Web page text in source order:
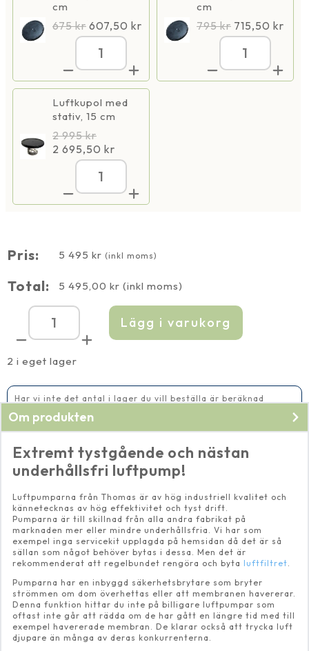
2 i eget lager
cm
675kr 607,50 kr
Luftpump
AP-
100,
(8700)
IP54
mängd
cm
795kr 715,50 kr
Luftpump
AP-
100,
Luftkupol med
stativ, 15 cm
2 995kr
2 695,50 kr
Luftpump
AP-
100,
Pris: 5 495 kr (inkl moms)
Total: 5 495,00 kr (inkl moms)
Luftpump
AP-
(8700)
IP54
Lägg i varukorg
Har vi inte det antal i lager du vill beställa är beräknad
Om produkten
Extremt tystgående och nästan
underhållsfri luftpump!
Luftpumparna från Thomas är av hög industriell kvalitet och
kännetecknas av hög effektivitet och tyst drift.
Pumparna är till skillnad från alla andra fabrikat på
marknaden mer eller mindre underhållsfria. Vi har som
exempel inga servicekit upplagda på hemsidan då det är så
sällan som något behöver bytas i dessa. Men det är
rekommenderat att regelbundet rengöra och byta luftfiltret
Pumparna har en inbyggd säkerhetsbrytare som bryter
strömmen om dom överhettas eller att membranen havererar.
Denna funktion hittar du inte på billigare luftpumpar som
oftast inte går att rädda om de har gått en längre tid med till
exempel havererade membran. De klarar också att trycka luft
djupare än många av deras konkurrenterna.